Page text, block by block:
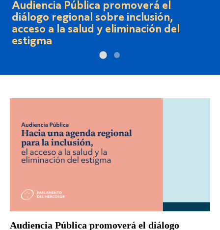
Ciclo de Seminarios sobre el Rol del
PARLASUR - 2° Seminario -"Hacia
2030: Elecciones Directas y calidad
democrática del PARLASUR".
Audiencia Pública promoverá el diálogo